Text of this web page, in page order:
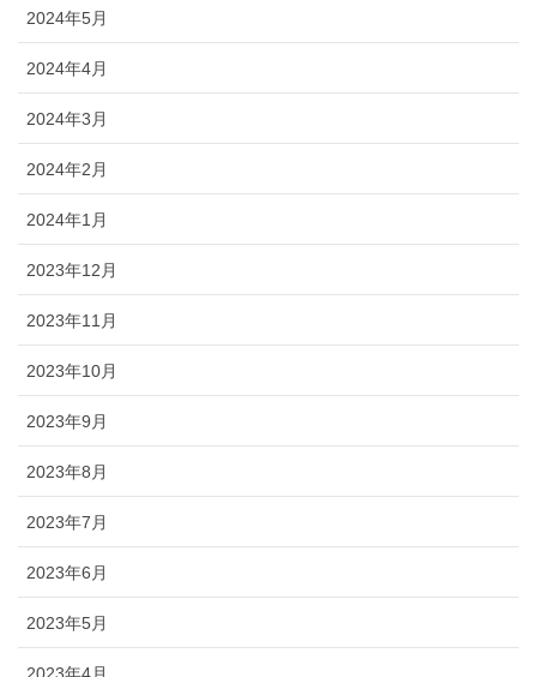
2024年5月
2024年4月
2024年3月
2024年2月
2024年1月
2023年12月
2023年11月
2023年10月
2023年9月
2023年8月
2023年7月
2023年6月
2023年5月